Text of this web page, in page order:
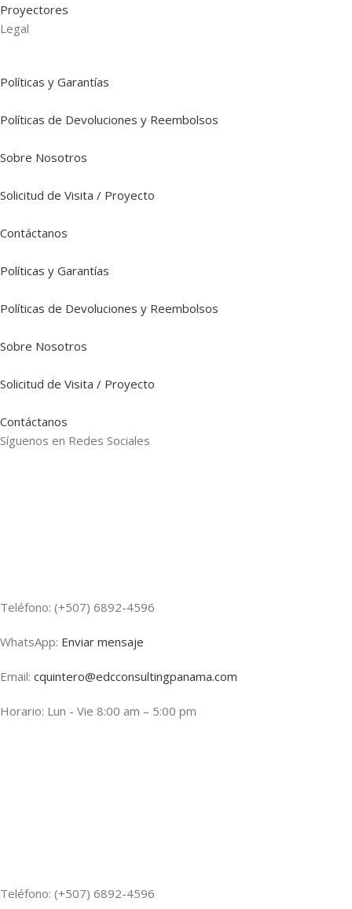
Proyectores
Legal
Políticas y Garantías
Políticas de Devoluciones y Reembolsos
Sobre Nosotros
Solicitud de Visita / Proyecto
Contáctanos
Políticas y Garantías
Políticas de Devoluciones y Reembolsos
Sobre Nosotros
Solicitud de Visita / Proyecto
Contáctanos
Síguenos en Redes Sociales
Teléfono: (+507) 6892-4596
WhatsApp: Enviar mensaje
Email: cquintero@edcconsultingpanama.com
Horario: Lun - Vie 8:00 am – 5:00 pm
Teléfono: (+507) 6892-4596